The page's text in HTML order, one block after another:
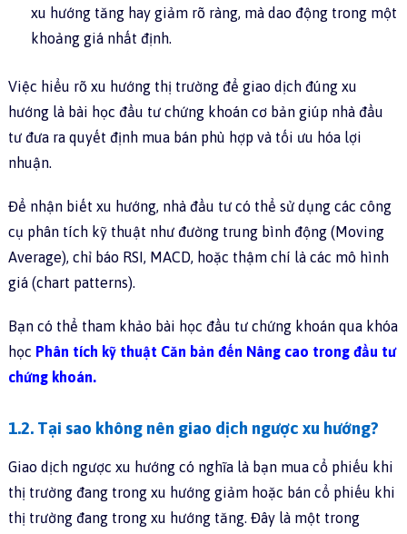
xu hướng tăng hay giảm rõ ràng, mà dao động trong một
khoảng giá nhất định.
Việc hiểu rõ xu hướng thị trường để giao dịch đúng xu
hướng là bài học đầu tư chứng khoán cơ bản giúp nhà đầu
tư đưa ra quyết định mua bán phù hợp và tối ưu hóa lợi
nhuận.
Để nhận biết xu hướng, nhà đầu tư có thể sử dụng các công
cụ phân tích kỹ thuật như đường trung bình động (Moving
Average), chỉ báo RSI, MACD, hoặc thậm chí là các mô hình
giá (chart patterns).
Bạn có thể tham khảo bài học đầu tư chứng khoán qua khóa
học Phân tích kỹ thuật Căn bản đến Nâng cao trong đầu tư
chứng khoán.
1.2. Tại sao không nên giao dịch ngược xu hướng?
Giao dịch ngược xu hướng có nghĩa là bạn mua cổ phiếu khi
thị trường đang trong xu hướng giảm hoặc bán cổ phiếu khi
thị trường đang trong xu hướng tăng. Đây là một trong